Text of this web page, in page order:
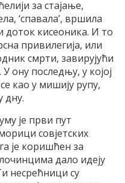
за стајање,
‘спавала’, вршила
доток кисеоника. И то
привилегија, или
смрти, завирујући
ону последњу, у којој
као у мишију рупу,
дну.
је први пут
совјетских
је коришћен за
дало идеју
несрећници су